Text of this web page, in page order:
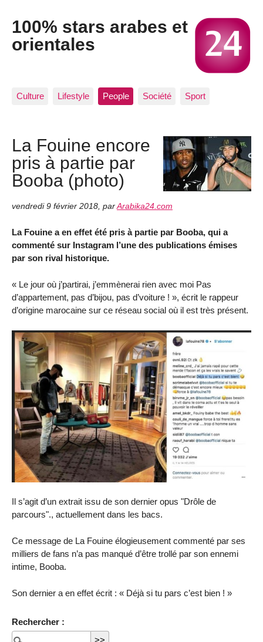
100% stars arabes et
orientales
Culture Lifestyle People Société Sport
La Fouine encore
pris à partie par
Booba (photo)
vendredi 9 février 2018, parArabika24.com
La Fouine a en effet été pris à partie par Booba, qui a
commenté sur Instagram l’une des publications émises
par son rival historique.
« Le jour où j’partirai, j’emmènerai rien avec moi Pas
d’appartement, pas d’bijou, pas d’voiture ! », écrit le rappeur
d’origine marocaine sur ce réseau social où il est très présent.
Il s’agit d’un extrait issu de son dernier opus "Drôle de
parcours"., actuellement dans les bacs.
Ce message de La Fouine élogieusement commenté par ses
milliers de fans n’a pas manqué d’être trollé par son ennemi
intime, Booba.
Son dernier a en effet écrit : « Déjà si tu pars c’est bien ! »
Rechercher :